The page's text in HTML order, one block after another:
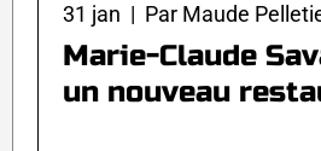
31 jan | Par Maude
Marie-Claude
un nouveau